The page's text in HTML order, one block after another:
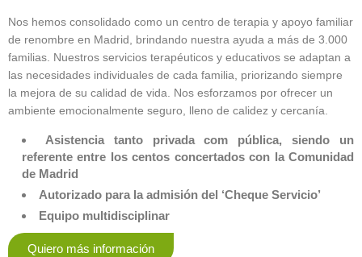
Nos hemos consolidado como un centro de terapia y apoyo familiar
de renombre en Madrid, brindando nuestra ayuda a más de 3.000
familias. Nuestros servicios terapéuticos y educativos se adaptan a
las necesidades individuales de cada familia, priorizando siempre
la mejora de su calidad de vida. Nos esforzamos por ofrecer un
ambiente emocionalmente seguro, lleno de calidez y cercanía.
Asistencia tanto privada com pública, siendo un
referente entre los centos concertados con la Comunidad
de Madrid
Autorizado para la admisión del ‘Cheque Servicio’
Equipo multidisciplinar
Quiero más información